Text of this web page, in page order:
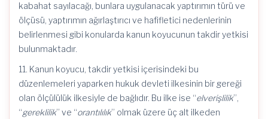
kabahat sayılacağı, bunlara uygulanacak yaptırımın türü ve
ölçüsü, yaptırımın ağırlaştırıcı ve hafifletici nedenlerinin
belirlenmesi gibi konularda kanun koyucunun takdir yetkisi
bulunmaktadır.
11. Kanun koyucu, takdir yetkisi içerisindeki bu
düzenlemeleri yaparken hukuk devleti ilkesinin bir gereği
olan ölçülülük ilkesiyle de bağlıdır. Bu ilke ise “elverişlilik”,
“gereklilik” ve “orantılılık” olmak üzere üç alt ilkeden